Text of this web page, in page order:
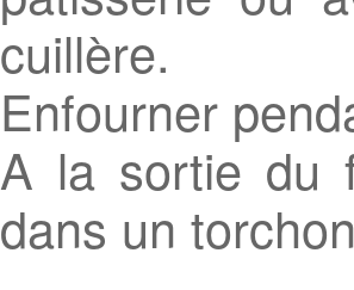
cuillère.
Enfourner
A la sortie du
dans un